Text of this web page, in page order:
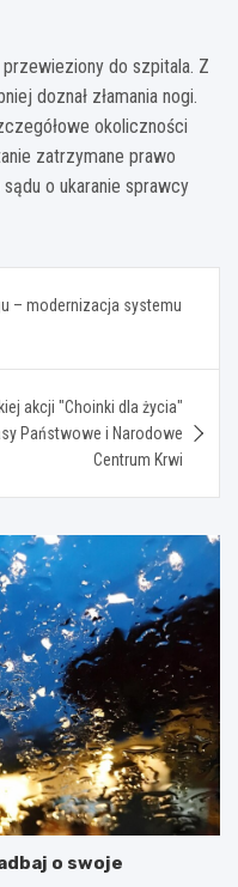
do szpitala. Z
doznał złamania nogi.
okoliczności
zatrzymane prawo
o ukaranie sprawcy
– modernizacja systemu
akcji "Choinki dla życia"
Państwowe i Narodowe
Centrum Krwi
o swoje